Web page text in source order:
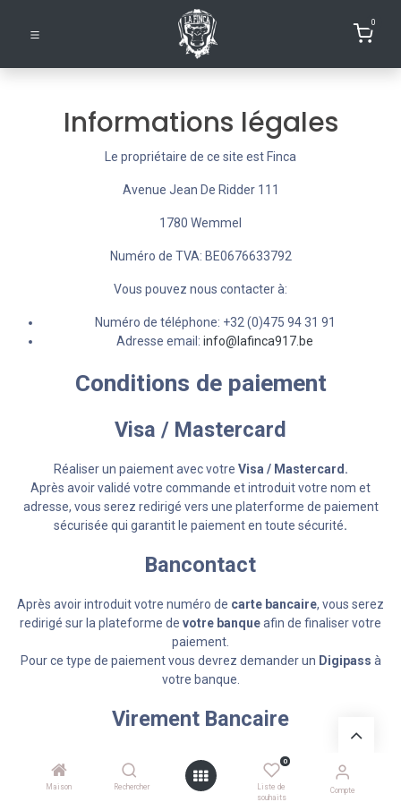
Maison Rechercher
0
Liste de
souhaits
Compte
0
Informations légales
Le propriétaire de ce site est Finca
Avenue Jean De Ridder 111
1780 Wemmel
Numéro de TVA: BE0676633792
Vous pouvez nous contacter à:
Numéro de téléphone: +32 (0)475 94 31 91
Adresse email: info@lafinca917.be
Conditions de paiement
Visa / Mastercard
Réaliser un paiement avec votre Visa / Mastercard.
Après avoir validé votre commande et introduit votre nom et
adresse, vous serez redirigé vers une platerforme de paiement
sécurisée qui garantit le paiement en toute sécurité.
Bancontact
Après avoir introduit votre numéro de carte bancaire, vous serez
redirigé sur la plateforme de votre banqueafin de finaliser votre
paiement.
Pour ce type de paiement vous devrez demander un Digipass à
votre banque.
Virement Bancaire
Vous pouvez réaliser un paiement sur le compte de La Finca
0689 0735 9952 à la banque Belfius.
Dans ce cas vous faites vos achats normalement sur le site, vous